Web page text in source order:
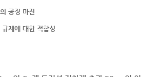
공정 마진
제에 대한 적합성